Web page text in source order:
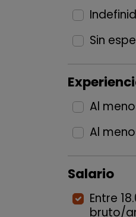
Sin
Al
Al
Salario
Entre
bruto/